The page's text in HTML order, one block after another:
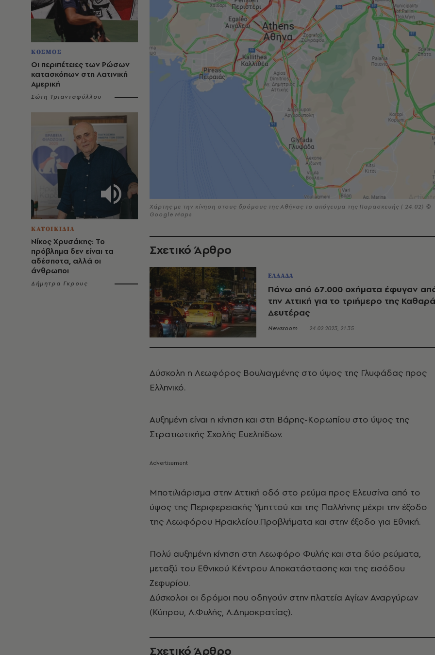
ΚΟΣΜΟΣ
Οι περιπέτειες των Ρώσων
κατασκόπων στη Λατινική
Αμερική
Σώτη Τριανταφύλλου
ΚΑΤΟΙΚΙΔΙΑ
Νίκος Χρυσάκης: Το
πρόβλημα δεν είναι τα
αδέσποτα, αλλά οι
άνθρωποι
Δήμητρα Γκρους
Χάρτης με την κίνηση στους δρόμους της Αθήνας το απόγευμα της Παρασκευής ( 24.02) ©
Google Maps
Σχετικό Άρθρο
ΕΛΛΑΔΑ
Πάνω από 67.000 οχήματα έφυγαν
την Αττική για το τριήμερο της
Δευτέρας
Newsroom 24.02.2023, 21:35
Δύσκολη η Λεωφόρος Βουλιαγμένης στο ύψος της Γλυφάδας προς
Ελληνικό.
Αυξημένη είναι η κίνηση και στη Βάρης-Κορωπίου στο ύψος της
Στρατιωτικής Σχολής Ευελπίδων.
Μποτιλιάρισμα στην Αττική οδό στο ρεύμα προς Ελευσίνα από το
ύψος της Περιφερειακής Υμηττού και της Παλλήνης μέχρι την έξοδο
της Λεωφόρου Ηρακλείου.Προβλήματα και στην έξοδο για Εθνική.
Πολύ αυξημένη κίνηση στη Λεωφόρο Φυλής και στα δύο ρεύματα,
μεταξύ του Εθνικού Κέντρου Αποκατάστασης και της εισόδου
Ζεφυρίου.
Δύσκολοι οι δρόμοι που οδηγούν στην πλατεία Αγίων Αναργύρων
(Κύπρου, Λ.Φυλής, Λ.Δημοκρατίας).
Σχετικό Άρθρο